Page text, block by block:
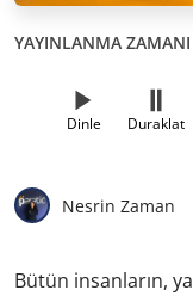
YAYINLANMA ZAMANI
Dinle Duraklat
Nesrin Zaman
Bütün insanların,